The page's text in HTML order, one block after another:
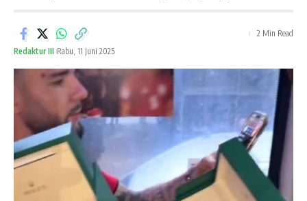
Redaktur III Rabu, 11 Juni 2025
2 Min Read